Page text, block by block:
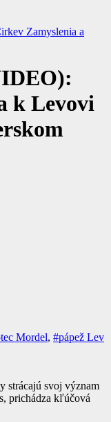
Zamyslenia a
k Levovi
Mordel, #pápež Lev
strácajú svoj význam
prichádza kľúčová